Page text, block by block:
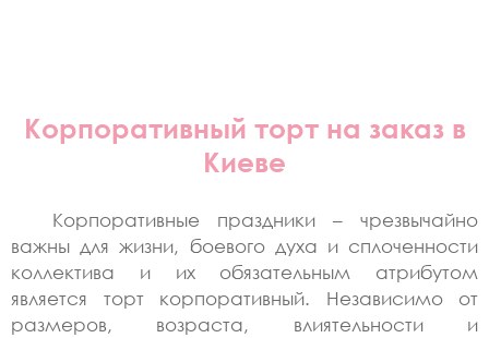
Корпоративный торт на заказ в
Киеве
Корпоративные праздники – чрезвычайно
важны для жизни, боевого духа и сплоченности
коллектива и их обязательным атрибутом
является торт корпоративный. Независимо от
размеров, возраста, влиятельности и